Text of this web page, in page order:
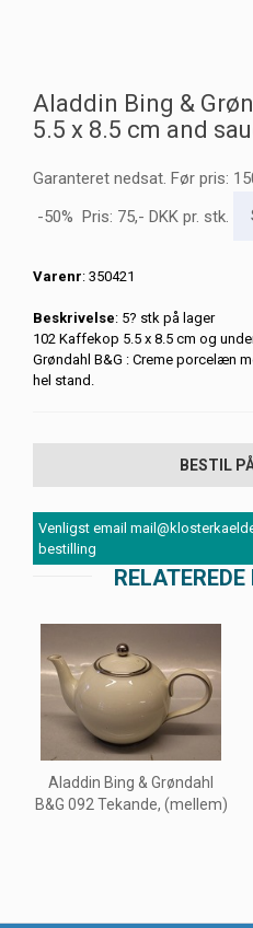
Aladdin Bing &
5.5 x 8.5 cm and
Garanteret nedsat. Før pris:
-50% Pris: 75,- DKK pr. stk.
Varenr: 350421
Beskrivelse: 5? stk på lager
102 Kaffekop 5.5 x 8.5 cm og
Grøndahl B&G : Creme porcelæn
hel stand.
BESTIL
Venligst email
bestilling
Aladdin Bing & Grøndahl
B&G 092 Tekande, (mellem)